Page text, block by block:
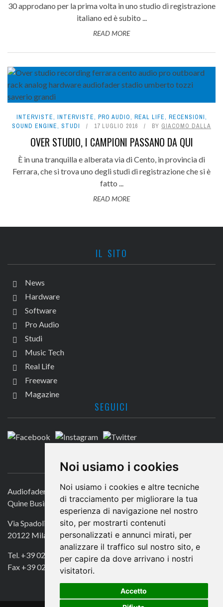
Noi usiamo i cookies
Noi usiamo i cookies e altre tecniche
di tracciamento per migliorare la tua
esperienza di navigazione nel nostro
sito, per mostrarti contenuti
personalizzati e annunci mirati, per
analizzare il traffico sul nostro sito, e
per capire da dove arrivano i nostri
visitatori.
Accetto
30 approdano per la prima volta in uno studio di registrazione
italiano ed è subito ...
READ MORE
INTERVISTE, INTERVISTE, PRO AUDIO, REAL LIFE, RECENSIONI,
SOUND ENGINE, STUDI 17 LUGLIO 2016 BY GIACOMO DALLA
OVER STUDIO, I CAMPIONI PASSANO DA QUI
È in una tranquilla e alberata via di Cento, in provincia di
Ferrara, che si trova uno degli studi di registrazione che si è
fatto ...
READ MORE
IL SITO
News
Hardware
Software
Pro Audio
Studi
Music Tech
Real Life
Freeware
Magazine
SEGUICI
CONTATTACI
Audiofader.com
Quine Business Publisher
Via Spadolini 7
20122 Milano
Tel. +39 02 49756990
Fax +39 02 72016740